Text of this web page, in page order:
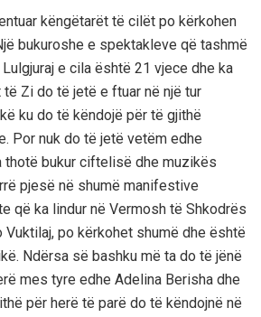
këngëtarët të cilët po kërkohen
bukuroshe e spektakleve që tashmë
e cila është 21 vjece dhe ka
të Zi do të jetë e ftuar në një tur
ku do të këndojë për të gjithë
Por nuk do të jetë vetëm edhe
thotë bukur ciftelisë dhe muzikës
pjesë në shumë manifestive
që ka lindur në Vermosh të Shkodrës
Vuktilaj, po kërkohet shumë dhe është
Ndërsa së bashku më ta do të jënë
mes tyre edhe Adelina Berisha dhe
për herë të parë do të këndojnë në